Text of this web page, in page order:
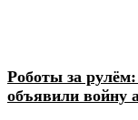
Роботы за
объявили войну